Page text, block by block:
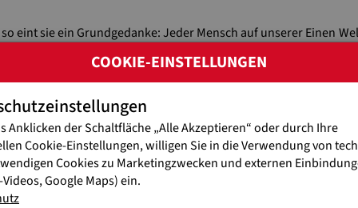
eint sie ein Grundgedanke: Jeder Mensch auf unserer Einen
Entwicklungszielen (Sustainable Development Goals)
einen Arzt oder ein Spital aufzusuchen. Die Gründe dafür
COOKIE-EINSTELLUNGEN
Anklicken der Schaltfläche „Alle Akzeptieren“ oder durch Ihre
Cookie-Einstellungen, willigen Sie in die Verwendung von
Cookies zu Marketingzwecken und externen
Google Maps) ein.